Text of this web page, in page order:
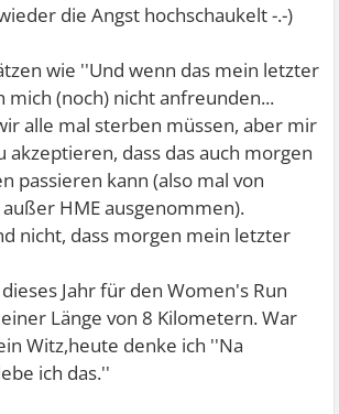
die Angst hochschaukelt -.-)
wie ''Und wenn das mein letzter
mich (noch) nicht anfreunden...
alle mal sterben müssen, aber mir
akzeptieren, dass das auch morgen
passieren kann (also mal von
HME ausgenommen).
nicht, dass morgen mein letzter
Jahr für den Women's Run
Länge von 8 Kilometern. War
Witz,heute denke ich ''Na
ich das.''